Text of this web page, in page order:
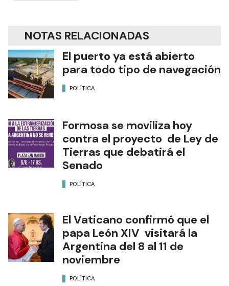
NOTAS RELACIONADAS
El puerto ya está abierto
para todo tipo de navegación
POLÍTICA
Formosa se moviliza hoy
contra el proyecto de Ley de
Tierras que debatirá el
Senado
POLÍTICA
El Vaticano confirmó que el
papa León XIV visitará la
Argentina del 8 al 11 de
noviembre
POLÍTICA